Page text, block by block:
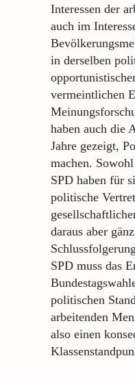
Interessen der
auch im
in derselben
vermeintlichen
haben auch die
Jahre gezeigt,
machen.
SPD haben für
politische
daraus aber
SPD muss das
politischen
arbeitenden
also einen